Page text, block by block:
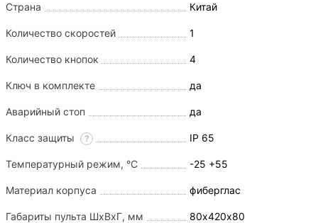
Страна Китай
Количество скоростей 1
Количество кнопок 4
Ключ в комплекте да
Аварийный стоп да
Класс защиты ? IP 65
Температурный режим, °С -25 +55
Материал корпуса фиберглас
Габариты пульта ШхВхГ, мм 80х420х80